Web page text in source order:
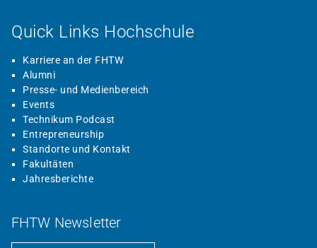
Quick Links Hochschule
Karriere an der FHTW
Alumni
Presse- und Medienbereich
Events
Technikum Podcast
Entrepreneurship
Standorte und Kontakt
Fakultäten
Jahresberichte
FHTW Newsletter